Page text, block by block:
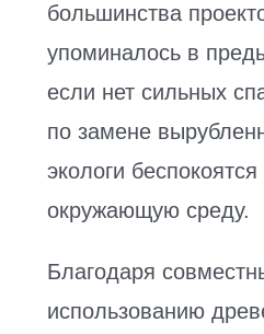
большинства
упоминалось в
если нет сильных
по замене
экологи
окружающую среду.
Благодаря
использованию